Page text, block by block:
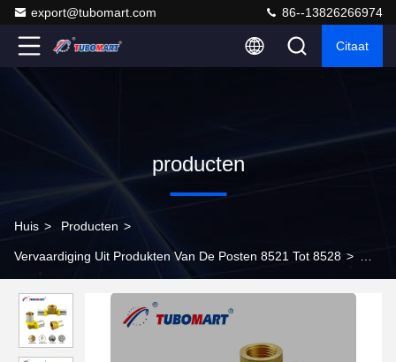
export@tubomart.com 86--13826266974
Citaat
producten
Huis > Producten >
Vervaardiging Uit Produkten Van De Posten 8521 Tot 8528 >
verbindingen op maat